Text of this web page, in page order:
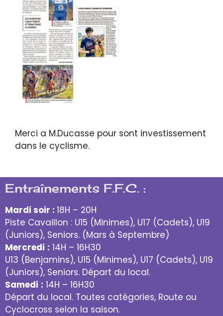
Merci a M.Ducasse pour sont investissement
dans le cyclisme.
Entraînements F.F.C. :
Mardi soir : 18H – 20H
Piste Cavaillon : U15 (Minimes), U17 (Cadets), U19
(Juniors), Seniors. (Mars à Septembre)
Mercredi : 14H – 16H30
U13 (Benjamins), U15 (Minimes), U17 (Cadets), U19
(Juniors), Seniors. Départ du local.
Samedi : 14H – 16H30
Départ du local. Toutes catégories, Route ou
Cyclocross selon la saison.